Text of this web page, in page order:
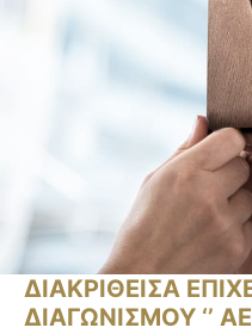
ΔΙΑΚΡΙΘΕΙΣΑ
ΔΙΑΓΩΝΙΣΜΟΥ ‘’